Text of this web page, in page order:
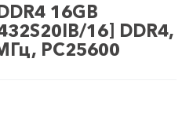
16GB
16] DDR4,
PC25600